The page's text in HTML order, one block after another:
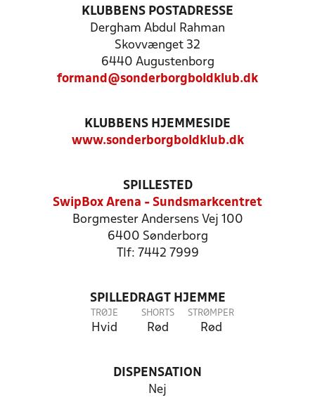
KLUBBENS POSTADRESSE
Dergham Abdul Rahman
Skovvænget 32
6440 Augustenborg
formand@sonderborgboldklub.dk
KLUBBENS HJEMMESIDE
www.sonderborgboldklub.dk
SPILLESTED
SwipBox Arena - Sundsmarkcentret
Borgmester Andersens Vej 100
6400 Sønderborg
Tlf: 7442 7999
SPILLEDRAGT HJEMME
TRØJE
Hvid
SHORTS
Rød
STRØMPER
Rød
DISPENSATION
Nej